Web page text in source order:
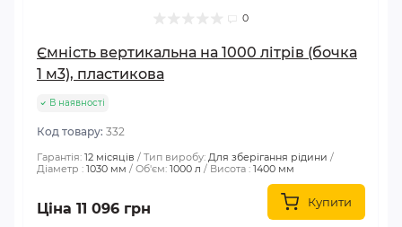
0
Ємність вертикальна на 1000 літрів (бочка
1 м3), пластикова
В наявності
Код товару: 332
Гарантія: 12 місяців Тип виробу: Для зберігання рідини
Діаметр : 1030 мм Об'єм: 1000 л Висота : 1400 мм
Ціна 11 096 грн Купити